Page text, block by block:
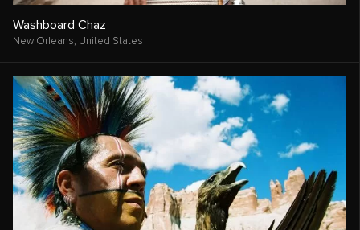
Washboard Chaz
New Orleans, United States